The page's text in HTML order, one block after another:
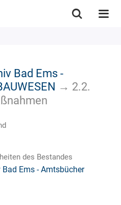
Bad Ems -
→ 2.2.
des Bestandes
Ems - Amtsbücher